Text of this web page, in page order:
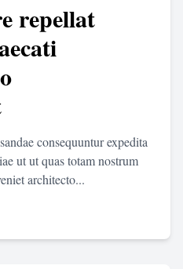
repellat
consequuntur expedita
ut ut quas totam nostrum
architecto...